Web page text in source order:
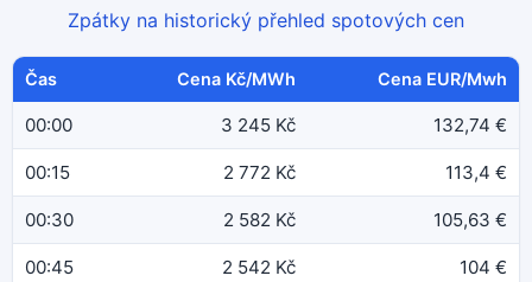
Zpátky na historický přehled spotových cen
Čas Cena Kč/MWh Cena EUR/Mwh
00:00 3 245 Kč 132,74 €
00:15 2 772 Kč 113,4 €
00:30 2 582 Kč 105,63 €
00:45 2 542 Kč 104 €